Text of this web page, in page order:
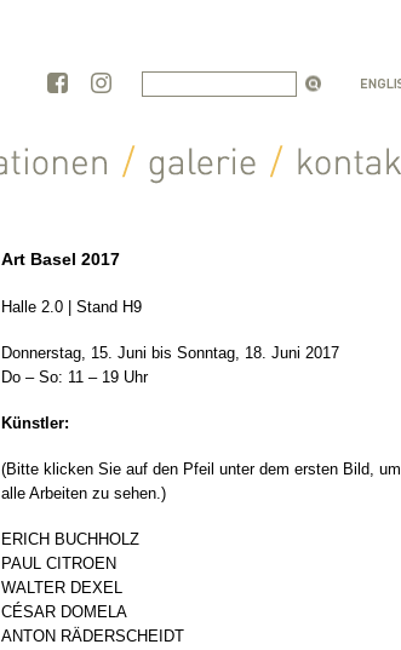
Art Basel 2017
Halle 2.0 | Stand H9
Donnerstag, 15. Juni bis Sonntag, 18. Juni 2017
Do – So: 11 – 19 Uhr
Künstler:
(Bitte klicken Sie auf den Pfeil unter dem ersten Bild, um
alle Arbeiten zu sehen.)
ERICH BUCHHOLZ
PAUL CITROEN
WALTER DEXEL
CÉSAR DOMELA
ANTON RÄDERSCHEIDT